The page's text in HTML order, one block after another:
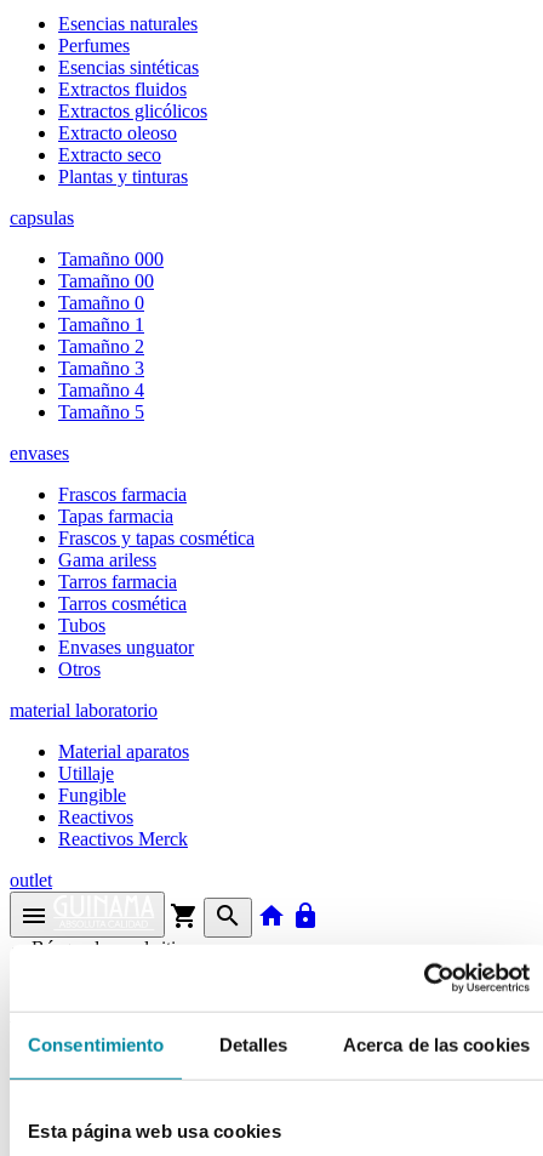
Consentimiento Detalles Acerca de las cookies
Esta página web usa cookies
Esencias naturales
Perfumes
Esencias sintéticas
Extractos fluidos
Extractos glicólicos
Extracto oleoso
Extracto seco
Plantas y tinturas
capsulas
Tamañno 000
Tamañno 00
Tamañno 0
Tamañno 1
Tamañno 2
Tamañno 3
Tamañno 4
Tamañno 5
envases
Frascos farmacia
Tapas farmacia
Frascos y tapas cosmética
Gama ariless
Tarros farmacia
Tarros cosmética
Tubos
Envases unguator
Otros
material laboratorio
Material aparatos
Utillaje
Fungible
Reactivos
Reactivos Merck
outlet
menu shopping_cart search home lock
Búsqueda en el sitio
Actualmente se encuentra en:
Inicio >>
EXTRACTO CASTAÑO INDIAS GLICERINADO
arrow_backFicha de producto